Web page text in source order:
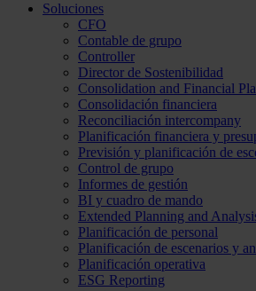
Soluciones
CFO
Contable de grupo
Controller
Director de Sostenibilidad
Consolidation and Financial
Consolidación financiera
Reconciliación intercompany
Planificación financiera y
Previsión y planificación de
Control de grupo
Informes de gestión
BI y cuadro de mando
Extended Planning and
Planificación de personal
Planificación de escenarios y
Planificación operativa
ESG Reporting